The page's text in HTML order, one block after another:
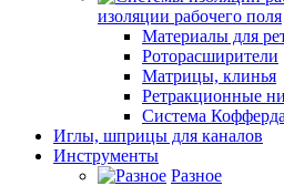
изоляции рабочего поля
Материалы для
Роторасширители
Матрицы, клинья
Ретракционные
Система
Иглы, шприцы для каналов
Инструменты
Разное